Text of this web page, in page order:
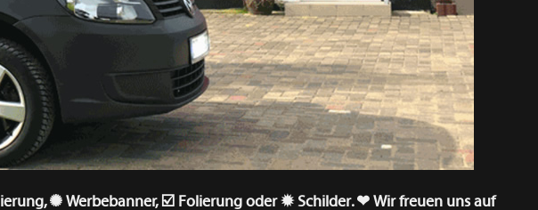
✺ Werbebanner, ☑️ Folierung oder ✹ Schilder. ❤ Wir freuen uns auf